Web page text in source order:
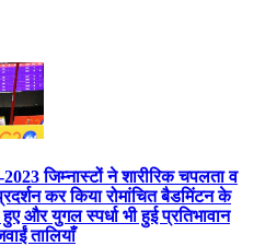
जिम्नास्टों ने शारीरिक चपलता व
कर किया रोमांचित बैडमिंटन के
और युगल स्पर्धा भी हुई प्रतिभावान
तालियाँ